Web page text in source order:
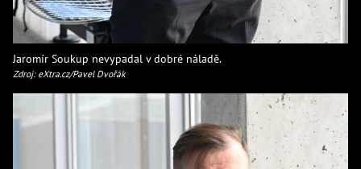
Jaromír Soukup nevypadal v dobré náladě.
Zdroj: eXtra.cz/Pavel Dvořák